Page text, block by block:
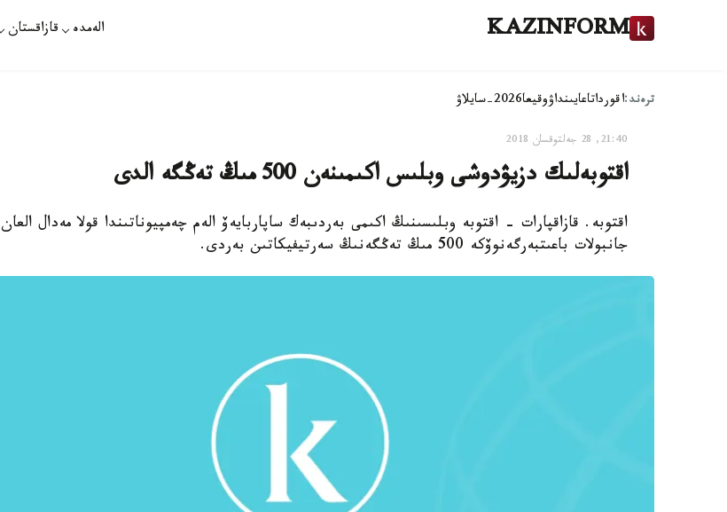
KAZINFORM الەمدە قازاقستان
ترەند:اقورداتاعايىنداۋوقيعا2026-سايلاۋ
21:40, 28 جەلتوقسان 2018
اقتوبەلىك دزيۋدوشى وبلىس اكىمىنەن 500 مىڭ تەڭگە الدى
اقتوبە. قازاقپارات - اقتوبە وبلىسىنىڭ اكىمى بەردىبەك ساپاربايەۆ الەم چەمپيوناتىندا قولا مەدال العان
جانبولات باعىتبەرگەنوۆكە 500 مىڭ تەڭگەنىڭ سەرتيفيكاتىن بەردى.